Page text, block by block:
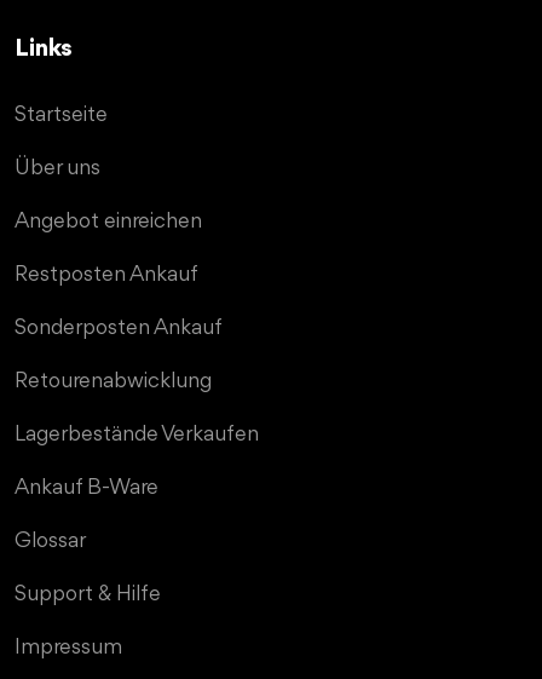
Links
Startseite
Über uns
Angebot einreichen
Restposten Ankauf
Sonderposten Ankauf
Retourenabwicklung
Lagerbestände Verkaufen
Ankauf B-Ware
Glossar
Support & Hilfe
Impressum
MD TRADE Support